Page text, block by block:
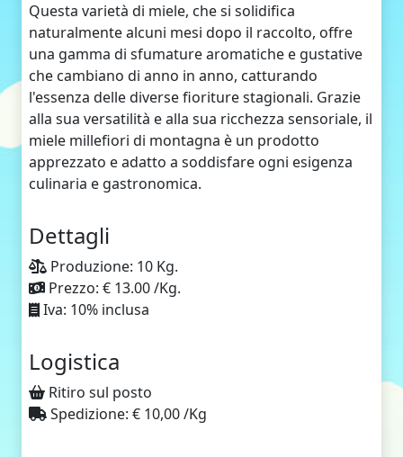
Questa varietà di miele, che si solidifica
naturalmente alcuni mesi dopo il raccolto, offre
una gamma di sfumature aromatiche e gustative
che cambiano di anno in anno, catturando
l'essenza delle diverse fioriture stagionali. Grazie
alla sua versatilità e alla sua ricchezza sensoriale, il
miele millefiori di montagna è un prodotto
apprezzato e adatto a soddisfare ogni esigenza
culinaria e gastronomica.
Dettagli
Produzione: 10 Kg.
Prezzo: € 13.00 /Kg.
Iva: 10% inclusa
Logistica
Ritiro sul posto
Spedizione: € 10,00 /Kg